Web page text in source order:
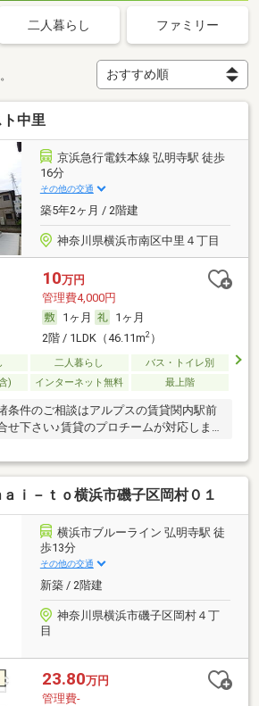
二人暮らし ファミリー
中里
京浜急行電鉄本線 弘明寺駅 徒歩
16分
その他の交通
築5年2ヶ月 / 2階建
神奈川県横浜市南区中里４丁目
10万円
管理費4,000円
1ヶ月
1ヶ月
2階 / 1LDK（46.11m2）
二人暮らし
バス・トイレ別
)
インターネット無料 最上階
条件のご相談はアルプスの賃貸関内駅前
せ下さい♪賃貸のプロチームが対応しま
ａｉ－ｔｏ横浜市磯子区岡村０１
横浜市ブルーライン 弘明寺駅 徒
歩13分
その他の交通
新築 / 2階建
神奈川県横浜市磯子区岡村４丁
目
23.80万円
管理費-